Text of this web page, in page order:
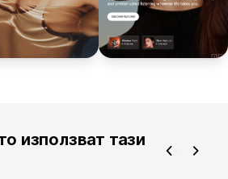
използват тази